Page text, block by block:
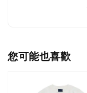
您可能也喜歡